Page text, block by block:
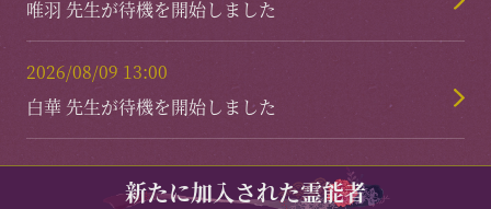
唯羽 先生が待機を開始しました
2026/08/09 13:00
白華 先生が待機を開始しました
新たに加入された霊能者